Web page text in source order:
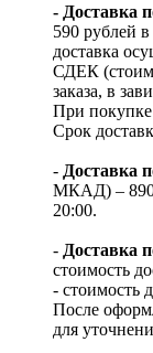
- Доставка
590 рублей
доставка
СДЕК
заказа, в
При покупке
Срок
- Доставка
МКАД) – 890
20:00.
- Доставка
стоимость
- стоимость
После
для